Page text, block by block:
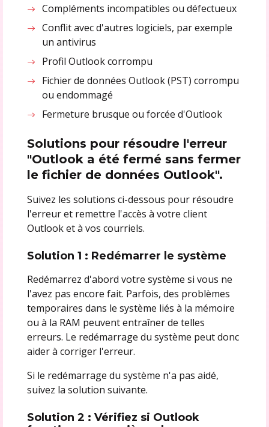
Compléments incompatibles ou défectueux
Conflit avec d'autres logiciels, par exemple
un antivirus
Profil Outlook corrompu
Fichier de données Outlook (PST) corrompu
ou endommagé
Fermeture brusque ou forcée d'Outlook
Solutions pour résoudre l'erreur
"Outlook a été fermé sans fermer
le fichier de données Outlook".
Suivez les solutions ci-dessous pour résoudre
l'erreur et remettre l'accès à votre client
Outlook et à vos courriels.
Solution 1 : Redémarrer le système
Redémarrez d'abord votre système si vous ne
l'avez pas encore fait. Parfois, des problèmes
temporaires dans le système liés à la mémoire
ou à la RAM peuvent entraîner de telles
erreurs. Le redémarrage du système peut donc
aider à corriger l'erreur.
Si le redémarrage du système n'a pas aidé,
suivez la solution suivante.
Solution 2 : Vérifiez si Outlook